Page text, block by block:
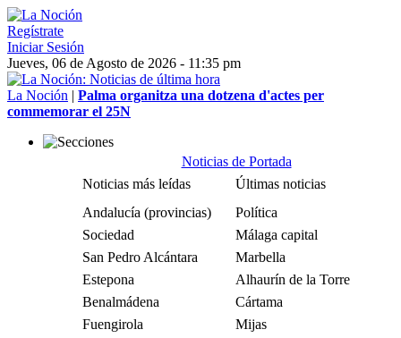
Regístrate
Iniciar Sesión
Jueves, 06 de Agosto de 2026 - 11:35 pm
La Noción | Palma organitza una dotzena d'actes per
commemorar el 25N
Noticias de Portada
Noticias más leídas
Últimas noticias
Andalucía (provincias)
Política
Sociedad
Málaga capital
San Pedro Alcántara
Marbella
Estepona
Alhaurín de la Torre
Benalmádena
Cártama
Fuengirola
Mijas